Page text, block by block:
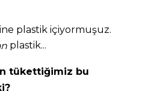
plastik içiyormuşuz.
plastik...
tükettiğimiz bu